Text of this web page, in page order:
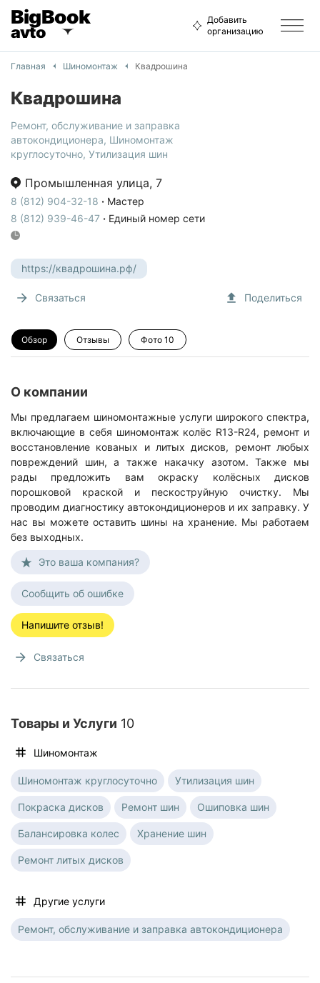
BigBook
avto
Добавить
организацию
Главная Шиномонтаж Квадрошина
Квадрошина
Ремонт, обслуживание и заправка
автокондиционера, Шиномонтаж
круглосуточно, Утилизация шин
Промышленная улица, 7
8 (812) 904-32-18 · Мастер
8 (812) 939-46-47 · Единый номер сети
https://квадрошина.рф/
Связаться Поделиться
Обзор Отзывы Фото 10
О компании
Мы предлагаем шиномонтажные услуги широкого спектра,
включающие в себя шиномонтаж колёс R13-R24, ремонт и
восстановление кованых и литых дисков, ремонт любых
повреждений шин, а также накачку азотом. Также мы
рады предложить вам окраску колёсных дисков
порошковой краской и пескоструйную очистку. Мы
проводим диагностику автокондиционеров и их заправку. У
нас вы можете оставить шины на хранение. Мы работаем
без выходных.
Это ваша компания?
Сообщить об ошибке
Напишите отзыв!
Связаться
Товары и Услуги 10
Шиномонтаж
Шиномонтаж круглосуточно Утилизация шин
Покраска дисков Ремонт шин Ошиповка шин
Балансировка колес Хранение шин
Ремонт литых дисков
Другие услуги
Ремонт, обслуживание и заправка автокондиционера